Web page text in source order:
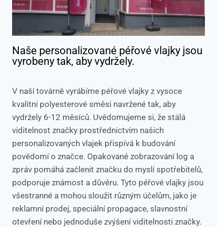
Naše personalizované péřové vlajky jsou
vyrobeny tak, aby vydržely.
V naší továrně vyrábíme péřové vlajky z vysoce
kvalitní polyesterové směsi navržené tak, aby
vydržely 6-12 měsíců. Uvědomujeme si, že stálá
viditelnost značky prostřednictvím našich
personalizovaných vlajek přispívá k budování
povědomí o značce. Opakované zobrazování log a
zpráv pomáhá začlenit značku do myslí spotřebitelů,
podporuje známost a důvěru. Tyto péřové vlajky jsou
všestranné a mohou sloužit různým účelům, jako je
reklamní prodej, speciální propagace, slavnostní
otevření nebo jednoduše zvýšení viditelnosti značky.